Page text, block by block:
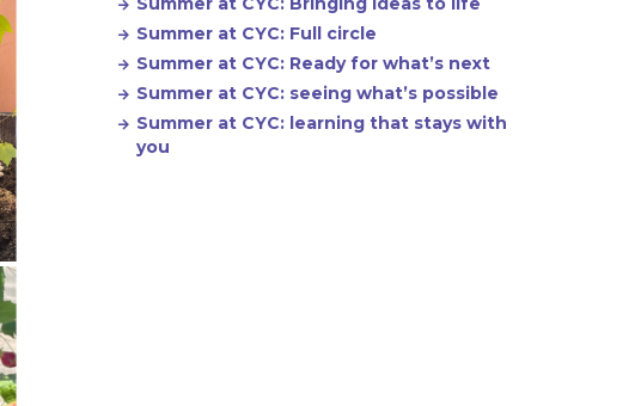
Summer at CYC: Full circle
Summer at CYC: Ready for what’s next
Summer at CYC: seeing what’s possible
Summer at CYC: learning that stays with
you